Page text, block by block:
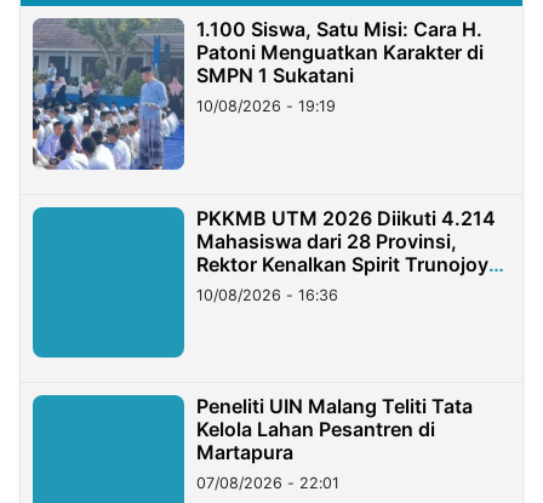
1.100 Siswa, Satu Misi: Cara H.
Patoni Menguatkan Karakter di
SMPN 1 Sukatani
10/08/2026 - 19:19
PKKMB UTM 2026 Diikuti 4.214
Mahasiswa dari 28 Provinsi,
Rektor Kenalkan Spirit Trunojoyo
Masa Kini
10/08/2026 - 16:36
Peneliti UIN Malang Teliti Tata
Kelola Lahan Pesantren di
Martapura
07/08/2026 - 22:01